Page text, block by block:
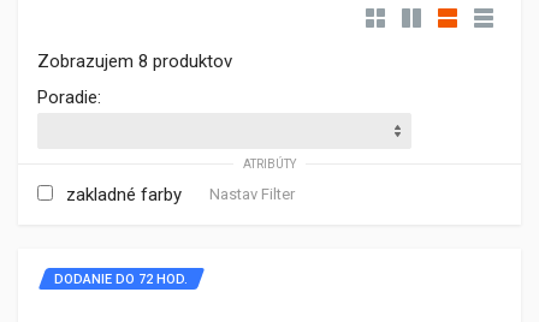
Zobrazujem 8 produktov
Poradie:
ATRIBÚTY
zakladné farby Nastav Filter
DODANIE DO 72 HOD.